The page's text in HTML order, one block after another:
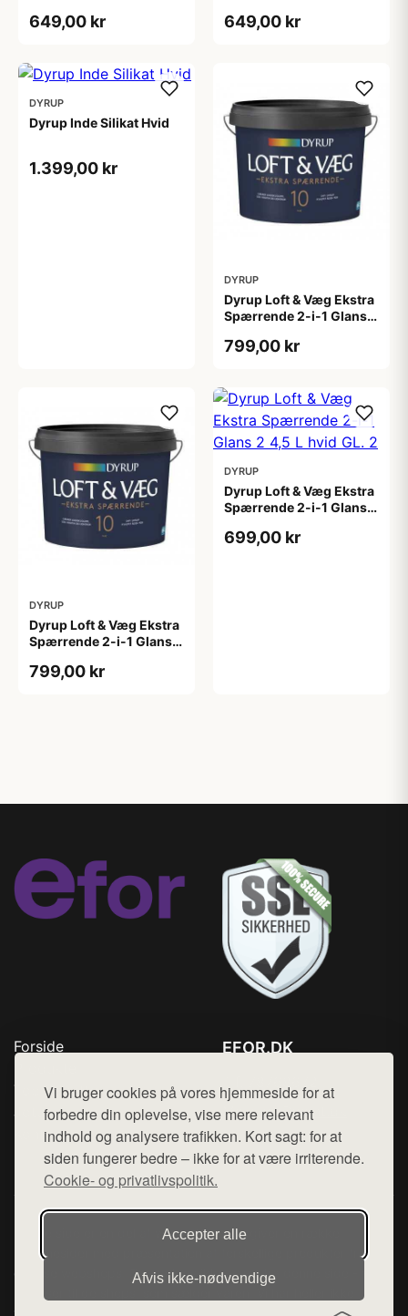
Vi bruger cookies på vores hjemmeside for at
forbedre din oplevelse, vise mere relevant
indhold og analysere trafikken. Kort sagt: for at
siden fungerer bedre – ikke for at være irriterende.
Cookie- og privatlivspolitik.
Accepter alle
Afvis ikke‑nødvendige
649,00 kr 649,00 kr
DYRUP
Dyrup Inde Silikat Hvid
1.399,00 kr
DYRUP
Dyrup Loft & Væg Ekstra
Spærrende 2-i-1 Glans
799,00 kr
DYRUP
Dyrup Loft & Væg Ekstra
Spærrende 2-i-1 Glans
799,00 kr
DYRUP
Dyrup Loft & Væg Ekstra
Spærrende 2-i-1 Glans 2
699,00 kr
Forside
Top Rabatter
Jotun maling
Kontakt
EFOR.DK
Mail: hej@want.dk
Cookie- og privatlivspolitik
Denne side er en del af want.dk, der udgiver en række
hjemmesider med præsentation af forskellige produkter fra
diverse webshops. Der sælges ikke varer fra denne side - vi
varerne på lager.